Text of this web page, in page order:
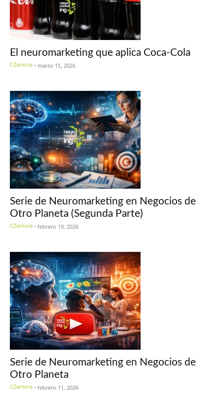
El neuromarketing que aplica Coca-Cola
CZamora - marzo 15, 2026
Serie de Neuromarketing en Negocios de
Otro Planeta (Segunda Parte)
CZamora - febrero 19, 2026
Serie de Neuromarketing en Negocios de
Otro Planeta
CZamora - febrero 11, 2026